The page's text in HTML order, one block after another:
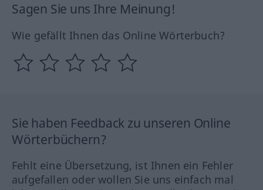
Sagen Sie uns Ihre Meinung!
Wie gefällt Ihnen das Online Wörterbuch?
Sie haben Feedback zu unseren Online
Wörterbüchern?
Fehlt eine Übersetzung, ist Ihnen ein Fehler
aufgefallen oder wollen Sie uns einfach mal